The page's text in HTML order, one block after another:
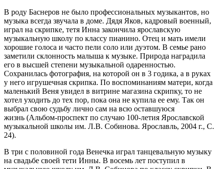
В роду Баснеров не было профессиональных музыкантов, но
музыка всегда звучала в доме. Дядя Яков, кадровый военный,
играл на скрипке, тетя Инна закончила ярославскую
музыкальную школу по классу пианино. Отец и мать имели
хорошие голоса и часто пели соло или дуэтом. В семье рано
заметили склонность малыша к музыке. Природа наградила
его в высшей степени музыкальной одаренностью.
Сохранилась фотография, на которой он в 3 годика, а в руках
у него игрушечная скрипка. По воспоминаниям матери, когда
маленький Веня увидел в витрине магазина скрипку, то не
хотел уходить до тех пор, пока она не купила ее ему. Так он
выбрал свою судьбу лично сам на всю оставшуюся
жизнь (Альбом-проспект по случаю 100-летия Ярославской
музыкальной школы им. Л.В. Собинова. Ярославль, 2004 г., С.
24).
В три с половиной года Венечка играл танцевальную музыку
на свадьбе своей тети Инны. В восемь лет поступил в